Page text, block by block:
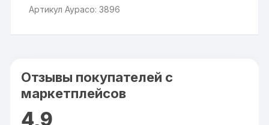
Артикул Аурасо: 3896
Отзывы покупателей с
маркетплейсов
4,9